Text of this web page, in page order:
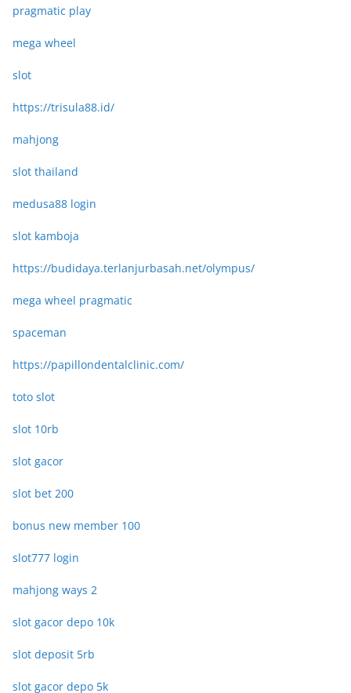
pragmatic play
mega wheel
slot
https://trisula88.id/
mahjong
slot thailand
medusa88 login
slot kamboja
https://budidaya.terlanjurbasah.net/olympus/
mega wheel pragmatic
spaceman
https://papillondentalclinic.com/
toto slot
slot 10rb
slot gacor
slot bet 200
bonus new member 100
slot777 login
mahjong ways 2
slot gacor depo 10k
slot deposit 5rb
slot gacor depo 5k